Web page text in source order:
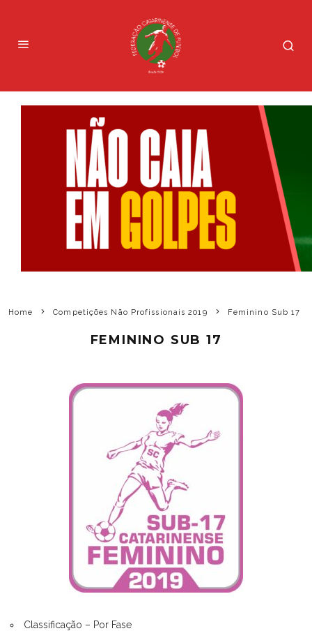
Home Competições Não Profissionais 2019 Feminino Sub 17
FEMININO SUB 17
Classificação – Por Fase